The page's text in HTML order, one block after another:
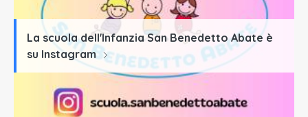
La scuola dell'Infanzia San Benedetto Abate è
su Instagram